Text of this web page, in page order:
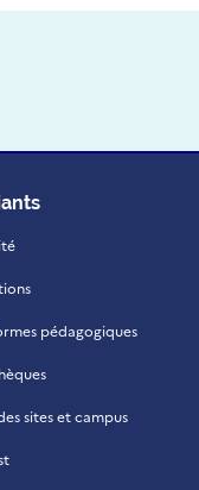
pédagogiques
sites et campus